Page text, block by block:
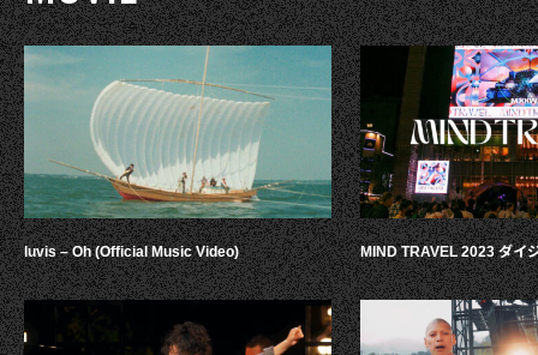
luvis – Oh (Official Music Video) MIND TRAVEL 2023 ダイ